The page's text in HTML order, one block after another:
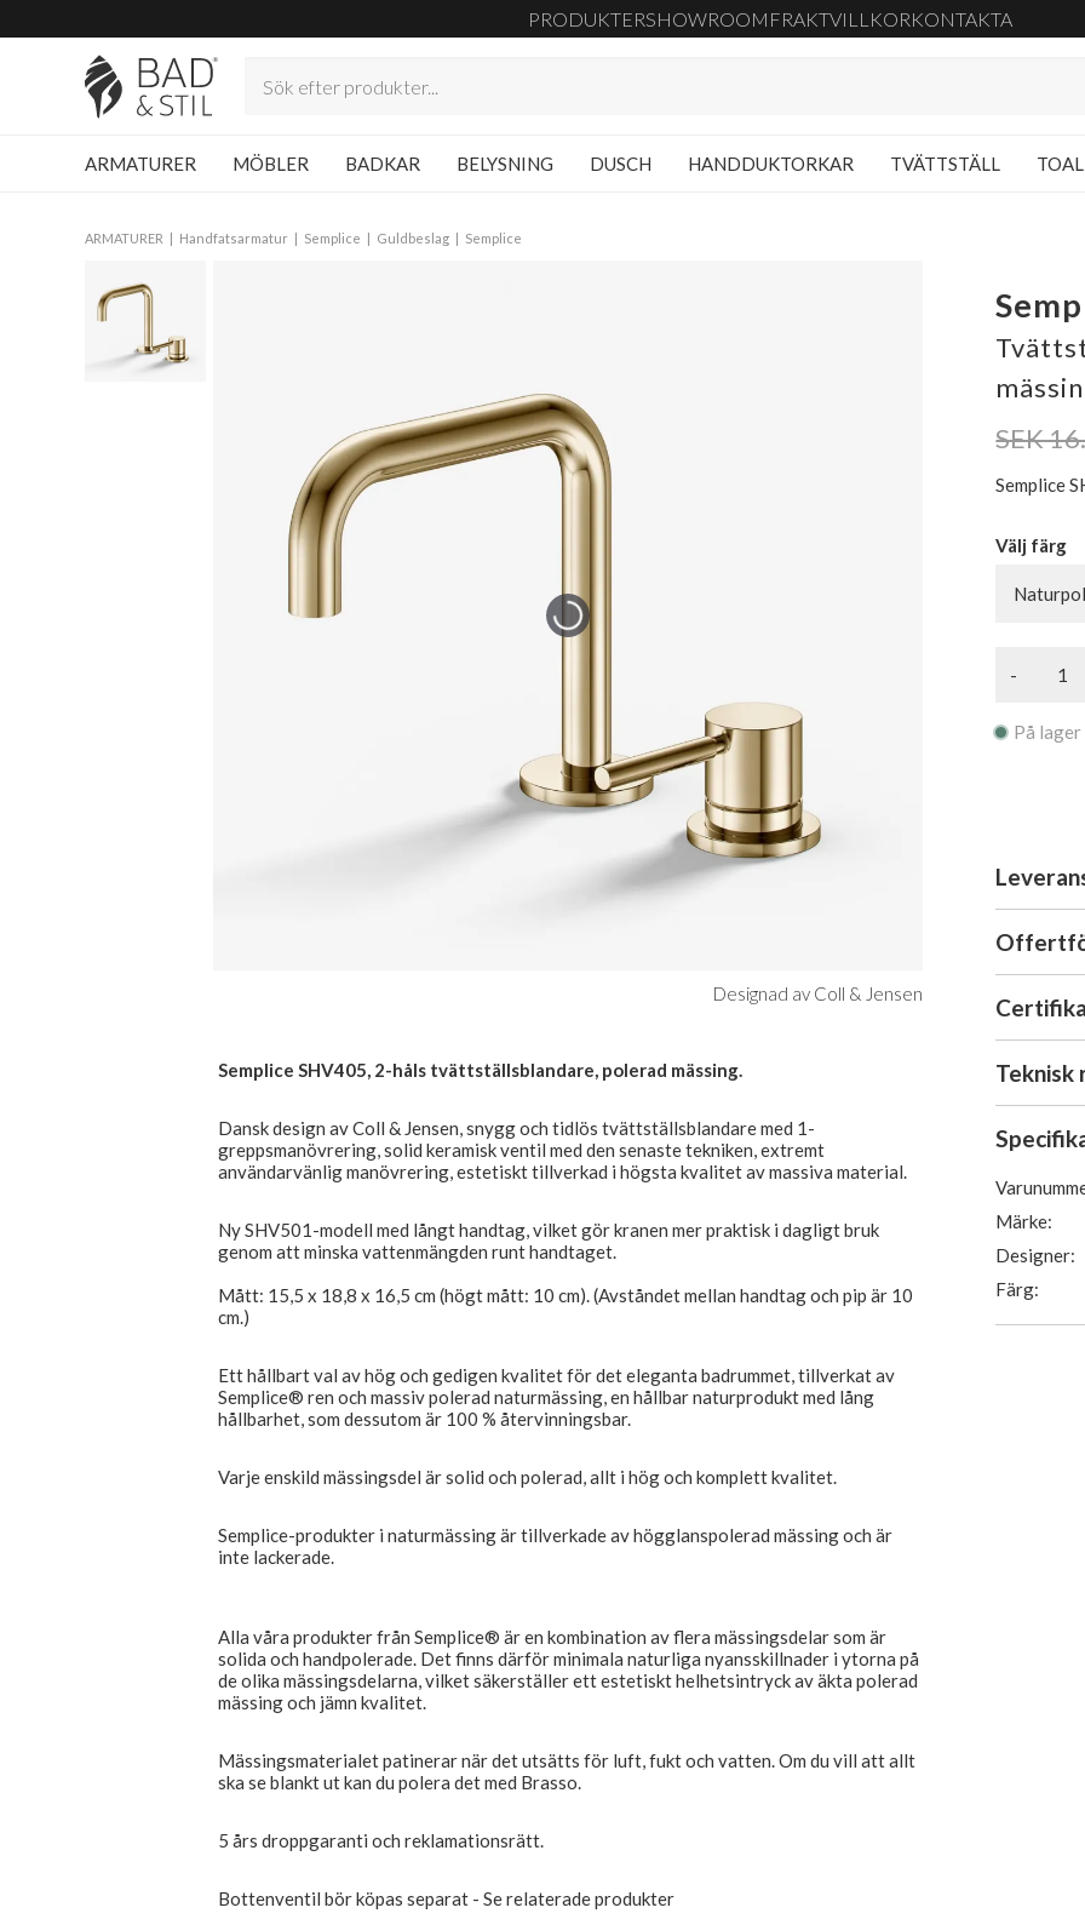
PRODUKTERSHOWROOM FRAKTVILLKORKONTAKTA
ARMATURER MÖBLER BADKAR BELYSNING DUSCH HANDDUKTORKAR TVÄTTSTÄLL
ARMATURER Handfatsarmatur Semplice Guldbeslag Semplice
Designad av Coll & Jensen
Semplice SHV405, 2-håls tvättställsblandare, polerad mässing.
Dansk design av Coll & Jensen, snygg och tidlös tvättställsblandare med 1-
greppsmanövrering, solid keramisk ventil med den senaste tekniken, extremt
användarvänlig manövrering, estetiskt tillverkad i högsta kvalitet av massiva material.
Ny SHV501-modell med långt handtag, vilket gör kranen mer praktisk i dagligt bruk
genom att minska vattenmängden runt handtaget.
Mått: 15,5 x 18,8 x 16,5 cm (högt mått: 10 cm). (Avståndet mellan handtag och pip är 10
cm.)
Ett hållbart val av hög och gedigen kvalitet för det eleganta badrummet, tillverkat av
Semplice® ren och massiv polerad naturmässing, en hållbar naturprodukt med lång
hållbarhet, som dessutom är 100 % återvinningsbar.
Varje enskild mässingsdel är solid och polerad, allt i hög och komplett kvalitet.
Semplice-produkter i naturmässing är tillverkade av högglanspolerad mässing och är
inte lackerade.
Alla våra produkter från Semplice® är en kombination av flera mässingsdelar som är
solida och handpolerade. Det finns därför minimala naturliga nyansskillnader i ytorna på
de olika mässingsdelarna, vilket säkerställer ett estetiskt helhetsintryck av äkta polerad
mässing och jämn kvalitet.
Mässingsmaterialet patinerar när det utsätts för luft, fukt och vatten. Om du vill att allt
ska se blankt ut kan du polera det med Brasso.
5 års droppgaranti och reklamationsrätt.
Bottenventil bör köpas separat - Se relaterade produkter
SEK
Semplice
Välj färg
-
På
Teknisk
Märke:
Designer:
Färg: